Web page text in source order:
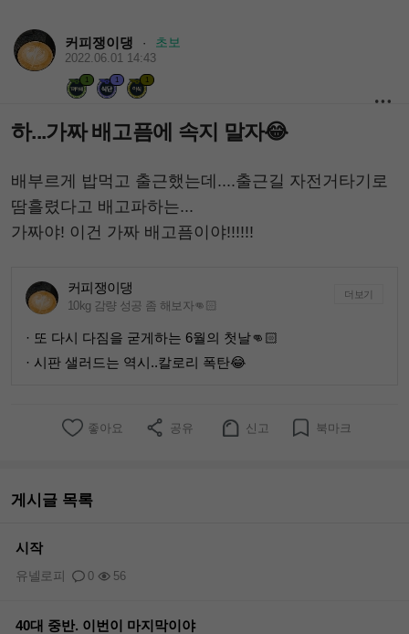
커피쟁이댕 · 초보
2022.06.01 14:43
1 1 1
하...가짜 배고픔에 속지 말자😂
배부르게 밥먹고 출근했는데....출근길 자전거타기로
땀흘렸다고 배고파하는...
가짜야! 이건 가짜 배고픔이야!!!!!!
커피쟁이댕
10kg 감량 성공 좀 해보자👊🏻
더보기
· 또 다시 다짐을 굳게하는 6월의 첫날👊🏻
· 시판 샐러드는 역시..칼로리 폭탄😂
좋아요 공유 신고 북마크
게시글 목록
시작
0 56
유넬로피
40대 중반. 이번이 마지막이야